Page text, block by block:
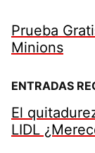
Prueba
Minions
ENTRADAS
El
LIDL